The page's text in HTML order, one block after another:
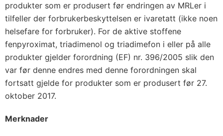
produkter som er produsert før endringen av MRLer i
tilfeller der forbrukerbeskyttelsen er ivaretatt (ikke noen
helsefare for forbruker). For de aktive stoffene
fenpyroximat, triadimenol og triadimefon i eller på alle
produkter gjelder forordning (EF) nr. 396/2005 slik den
var før denne endres med denne forordningen skal
fortsatt gjelde for produkter som er produsert før 27.
oktober 2017.
Merknader